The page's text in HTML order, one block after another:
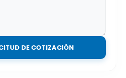
DE COTIZACIÓN